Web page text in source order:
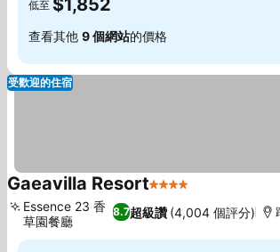
低至 $1,852
查看其他 9 個網站的價格
受歡迎的住宿
Gaeavilla Resort4 星級
8.7超級讚 (4,004 個評分)
Essence 23 香
草園餐廳